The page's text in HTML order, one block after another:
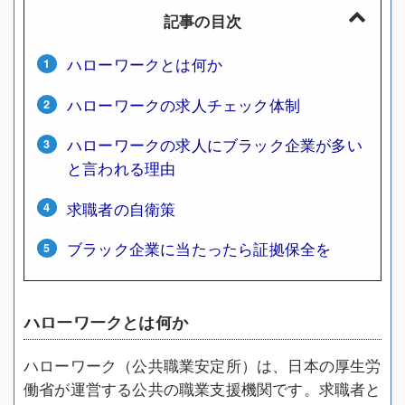
記事の目次
ハローワークとは何か
ハローワークの求人チェック体制
ハローワークの求人にブラック企業が多い
と言われる理由
求職者の自衛策
ブラック企業に当たったら証拠保全を
ハローワークとは何か
ハローワーク（公共職業安定所）は、日本の厚生労
働省が運営する公共の職業支援機関です。求職者と